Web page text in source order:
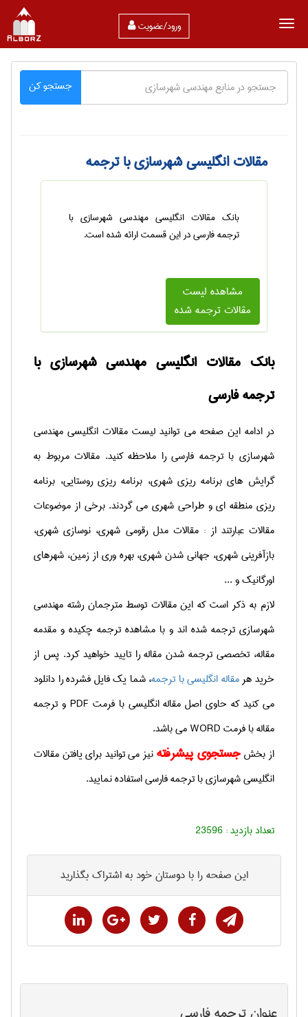
ورود/عضویت
جستجو کن
مقالات انگلیسی شهرسازی با ترجمه
بانک مقالات انگلیسی مهندسی شهرسازی با
ترجمه فارسی در این قسمت ارائه شده است.
مشاهده لیست
مقالات ترجمه شده
بانک مقالات انگلیسی مهندسی شهرسازی با
ترجمه فارسی
در ادامه این صفحه می توانید لیست مقالات انگلیسی مهندسی
شهرسازی با ترجمه فارسی را ملاحظه کنید. مقالات مربوط به
گرایش های برنامه ریزی شهری، برنامه ریزی روستایی، برنامه
ریزی منطقه ای و طراحی شهری می گردند. برخی از موضوعات
مقالات عبارتند از : مقالات مدل رقومی شهری، نوسازی شهری،
بازآفرینی شهری، جهانی شدن شهری، بهره وری از زمین، شهرهای
اورگانیک و ...
لازم به ذکر است که این مقالات توسط مترجمان رشته مهندسی
شهرسازی ترجمه شده اند و با مشاهده ترجمه چکیده و مقدمه
مقاله، تخصصی ترجمه شدن مقاله را تایید خواهید کرد.پس از
خرید هرمقاله انگلیسی با ترجمه، شما یک فایل فشرده را دانلود
می کنید که حاوی اصل مقاله انگلیسی با فرمتPDF و ترجمه
مقاله با فرمتWORDمی باشد.
از بخشجستجوی پیشرفتهنیز می توانید برای یافتن مقالات
انگلیسی شهرسازی با ترجمه فارسی استفاده نمایید.
تعداد بازدید :23596
این صفحه را با دوستان خود به اشتراک بگذارید